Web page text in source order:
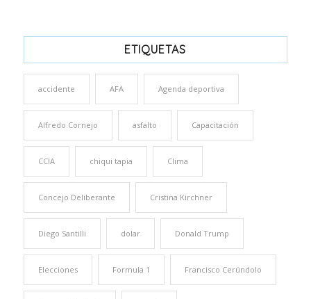
ETIQUETAS
accidente AFA Agenda deportiva
Alfredo Cornejo asfalto Capacitación
CCIA chiqui tapia Clima
Concejo Deliberante Cristina Kirchner
Diego Santilli dolar Donald Trump
Elecciones Formula 1 Francisco Cerúndolo